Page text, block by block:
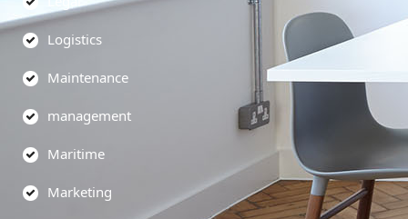
Logistics
Maintenance
management
Maritime
Marketing